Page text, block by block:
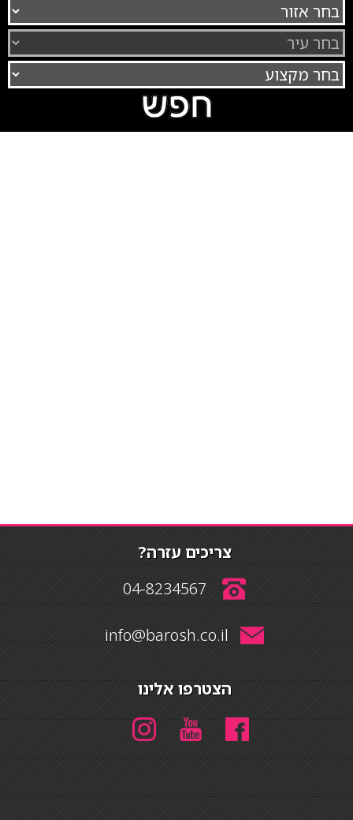
צריכים עזרה?
04-8234567
info@barosh.co.il
הצטרפו אלינו